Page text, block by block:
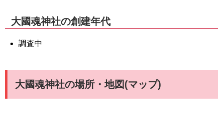
大國魂神社の創建年代
調査中
大國魂神社の場所・地図(マップ)